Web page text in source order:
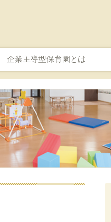
企業主導型保育園とは